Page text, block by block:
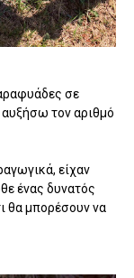
σε
αυξήσω τον αριθμό
είχαν
ένας δυνατός
θα μπορέσουν να